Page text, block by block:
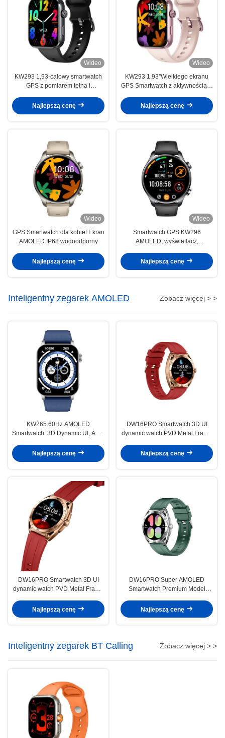
Wideo
KW293 1,93-calowy smartwatch
GPS z pomiarem tętna i
Najlepszą cenę
Wideo
KW293 1.93''Wielkiego ekranu
GPS Smartwatch z aktywnością w
snu IP68 wodoodporny
Najlepszą cenę
Wideo
GPS Smartwatch dla kobiet Ekran
AMOLED IP68 wodoodporny
Najlepszą cenę
Wideo
Smartwatch GPS KW296
AMOLED, wyświetlacz,
aktywności fizycznej
Najlepszą cenę
Inteligentny zegarek AMOLED Zobacz więcej > >
KW265 60Hz AMOLED
Smartwatch ️ 3D Dynamic UI, AOD
Czarny/Srebrny
Najlepszą cenę
DW16PRO Smartwatch 3D UI
dynamic watch PVD Metal Frame
Najlepszą cenę
DW16PRO Smartwatch 3D UI
dynamic watch PVD Metal Frame
Najlepszą cenę
DW16PRO Super AMOLED
Smartwatch Premium Model
metalową PVD
Najlepszą cenę
Inteligentny zegarek BT ​​Calling Zobacz więcej > >